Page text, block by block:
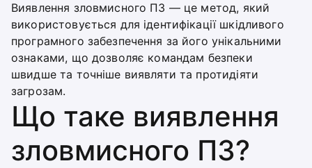
Виявлення зловмисного ПЗ — це метод, який
використовується для ідентифікації шкідливого
програмного забезпечення за його унікальними
ознаками, що дозволяє командам безпеки
швидше та точніше виявляти та протидіяти
загрозам.
Що таке виявлення
зловмисного ПЗ?